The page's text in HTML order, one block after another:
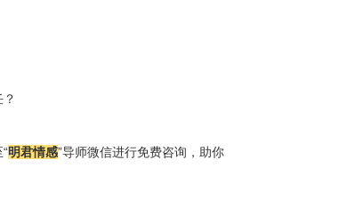
明君情感”导师微信进行免费咨询，助你